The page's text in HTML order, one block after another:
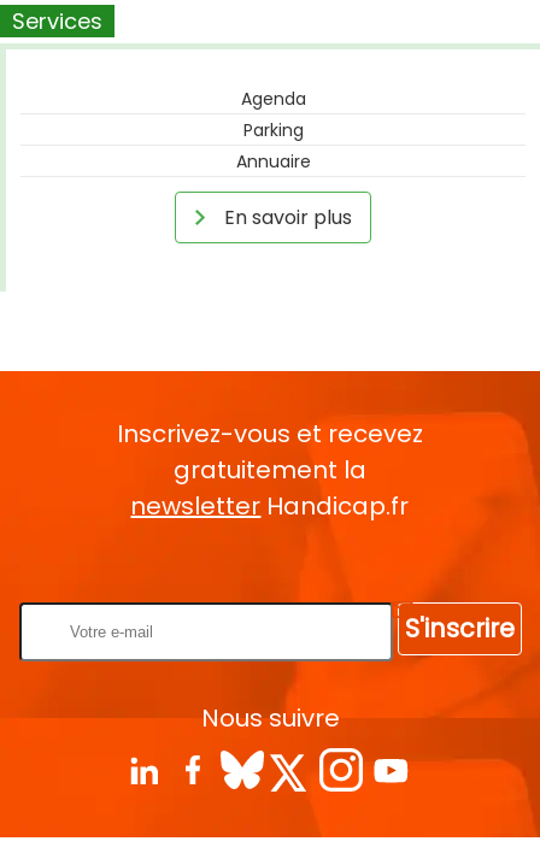
Services
Agenda
Parking
Annuaire
En savoir plus
Inscrivez-vous et recevez
gratuitement la
newsletter Handicap.fr
S'inscrire
Nous suivre